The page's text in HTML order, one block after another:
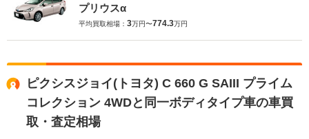
プリウスα
平均買取相場： 3万円〜774.3万円
ピクシスジョイ(トヨタ) C 660 G SAIII プライム
コレクション 4WDと同一ボディタイプ車の車買
取・査定相場